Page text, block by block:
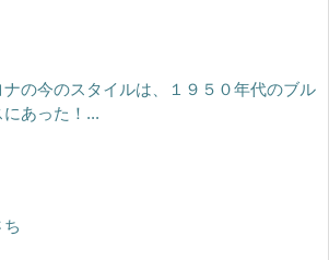
ナの今のスタイルは、１９５０年代のブル
にあった！...